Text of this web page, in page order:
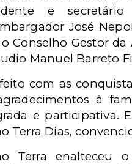
e
José
o Conselho Gestor
Manuel Barreto
com as
à
e participativa.
Terra Dias,
Terra enalteceu